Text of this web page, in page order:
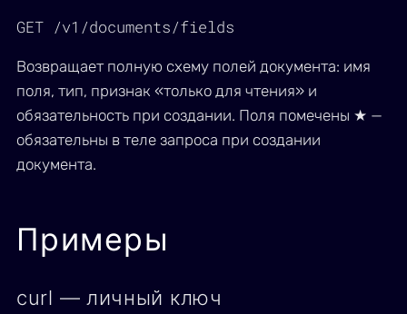
GET /v1/documents/fields
Возвращает полную схему полей документа: имя
поля, тип, признак «только для чтения» и
обязательность при создании. Поля помечены ★ —
обязательны в теле запроса при создании
документа.
Примеры
curl — личный ключ